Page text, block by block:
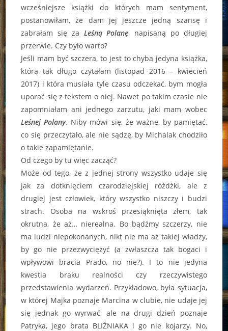
wcześniejsze książki do których mam sentyment,
postanowiłam, że dam jej jeszcze jedną szansę i
zabrałam się za Leśną Polanę, napisaną po długiej
przerwie. Czy było warto?
Jeśli mam być szczera, to jest to chyba jedyna książka,
którą tak długo czytałam (listopad 2016 – kwiecień
2017) i która musiała tyle czasu odczekać, bym mogła
uporać się z tekstem o niej. Nawet po takim czasie nie
zapomniałam ani jednego zarzutu, jaki mam wobec
Leśnej Polany. Niby mówi się, że ważne, by pamiętać,
co się przeczytało, ale nie sądzę, by Michalak chodziło
o takie zapamiętanie.
Od czego by tu więc zacząć?
Może od tego, że z jednej strony wszystko udaje się
jak za dotknięciem czarodziejskiej różdżki, ale z
drugiej jest człowiek, który wszystko niszczy i budzi
strach. Osoba na wskroś przesiąknięta złem, tak
okrutna, że aż… nierealna. Bo bądźmy szczerzy, nie
ma ludzi niepokonanych, nikt nie ma aż takiej władzy,
by go nie przezwyciężyć (a zwłaszcza tak bogaci i
wpływowi bracia Prado, no nie?). I to nie jedyna
kwestia braku realności czy rzeczywistego
przedstawienia wydarzeń. Przykładowo, była sytuacja,
w której Majka poznaje Marcina w clubie, nie udaje jej
się jednak go wyrwać, ale na drugi dzień poznaje
Patryka, jego brata BLIŹNIAKA i go nie kojarzy. No,